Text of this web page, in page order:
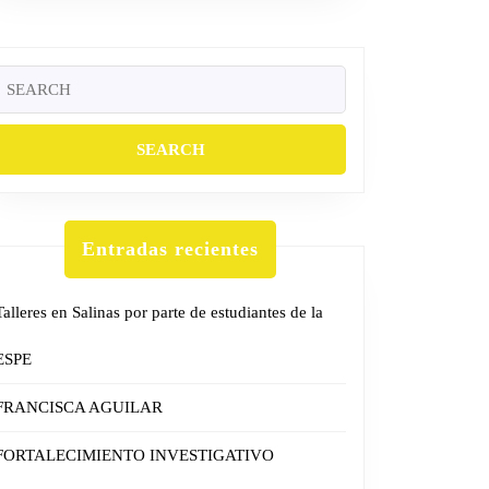
Entradas recientes
en Salinas por parte de estudiantes de la
AGUILAR
INVESTIGATIVO